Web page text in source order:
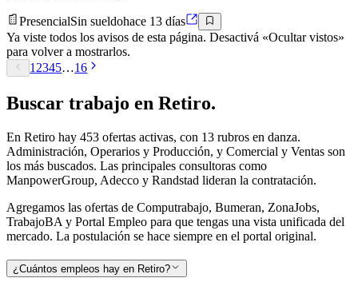
PresencialSin sueldohace 13 días
Ya viste todos los avisos de esta página. Desactivá «Ocultar vistos»
para volver a mostrarlos.
1 2345…16
Buscar trabajo en Retiro.
En Retiro hay 453 ofertas activas, con 13 rubros en danza.
Administración, Operarios y Producción, y Comercial y Ventas son
los más buscados. Las principales consultoras como
ManpowerGroup, Adecco y Randstad lideran la contratación.
Agregamos las ofertas de Computrabajo, Bumeran, ZonaJobs,
TrabajoBA y Portal Empleo para que tengas una vista unificada del
mercado. La postulación se hace siempre en el portal original.
¿Cuántos empleos hay en Retiro?